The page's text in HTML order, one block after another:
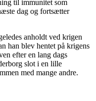
til immunitet som
dag og fortsætter
anholdt ved krigen
han blev hentet på krigens
efter en lang dags
slot i en lille
med mange andre.